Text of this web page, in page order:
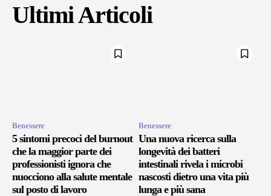
Ultimi Articoli
Benessere
5 sintomi precoci del burnout
che la maggior parte dei
professionisti ignora che
nuocciono alla salute mentale
sul posto di lavoro
Benessere
Una nuova ricerca sulla
longevità dei batteri
intestinali rivela i microbi
nascosti dietro una vita più
lunga e più sana